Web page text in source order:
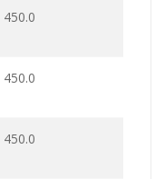
450.0
450.0
450.0